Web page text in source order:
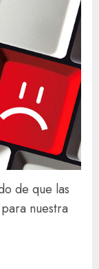
de que las
nuestra